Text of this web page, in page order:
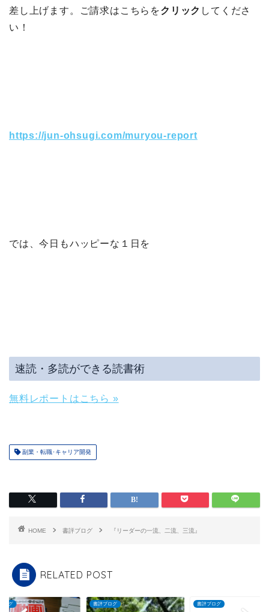
差し上げます。ご請求はこちらをクリック してくださ
い！
https://jun-ohsugi.com/muryou-report
では、今日もハッピーな１日を
速読・多読ができる読書術
無料レポートはこちら »
副業・転職･キャリア開発
HOME 書評ブログ 『リーダーの一流、二流、三流』
RELATED POST
ログ 書評ブログ 書評ブログ